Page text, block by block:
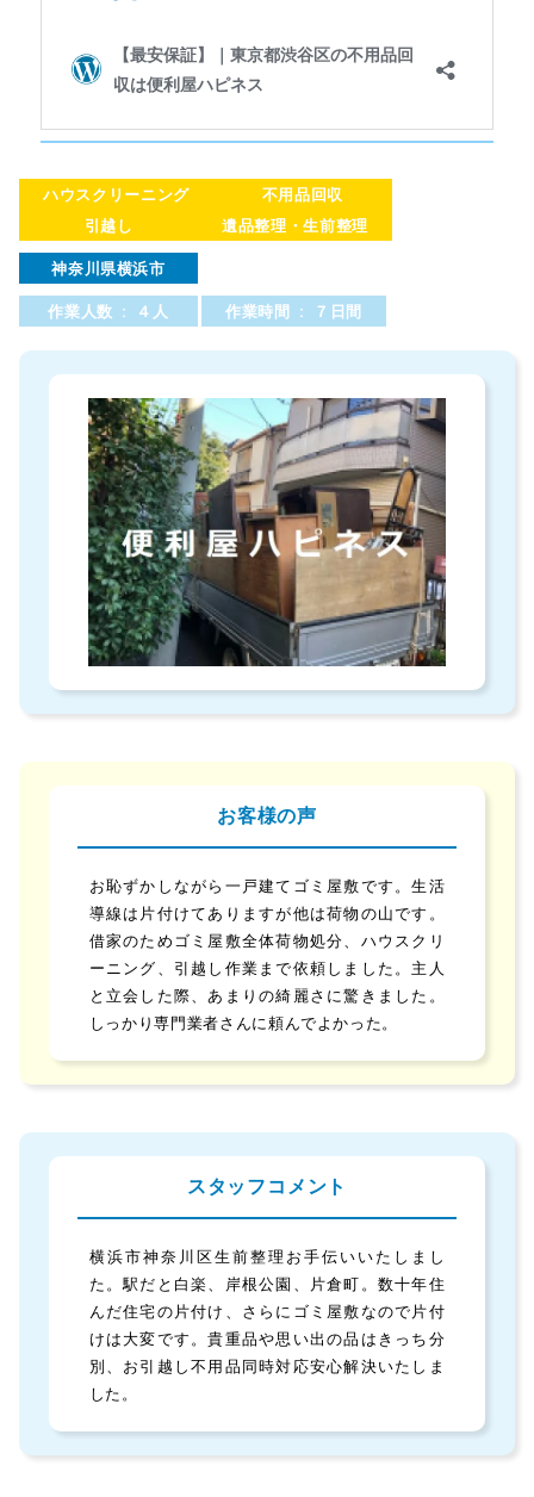
ハウスクリーニング
不用品回収
引越し
遺品整理・生前整理
神奈川県横浜市
作業人数 : ４人
作業時間 : ７日間
お客様の声
お恥ずかしながら一戸建てゴミ屋敷です。生活
導線は片付けてありますが他は荷物の山です。
借家のためゴミ屋敷全体荷物処分、ハウスクリ
ーニング、引越し作業まで依頼しました。主人
と立会した際、あまりの綺麗さに驚きました。
しっかり専門業者さんに頼んでよかった。
スタッフコメント
横浜市神奈川区生前整理お手伝いいたしまし
た。駅だと白楽、岸根公園、片倉町。数十年住
んだ住宅の片付け、さらにゴミ屋敷なので片付
けは大変です。貴重品や思い出の品はきっち分
別、お引越し不用品同時対応安心解決いたしま
した。